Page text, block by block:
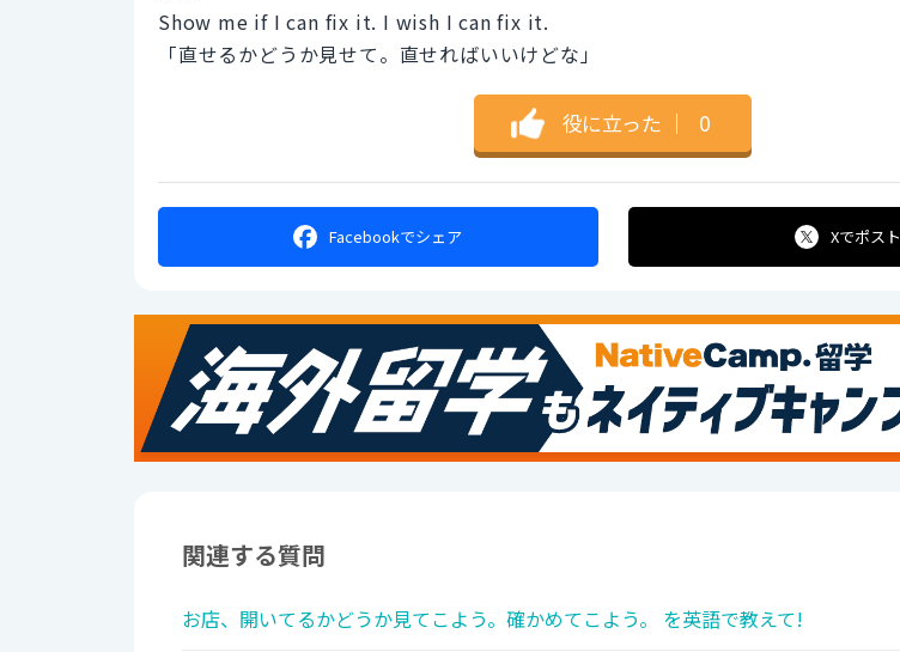
Show me if I can fix it. I wish I can fix it.
「直せるかどうか見せて。直せればいいけどな」
役に立った ｜ 0
Facebookでシェア Xでポスト
関連する質問
お店、開いてるかどうか見てこよう。確かめてこよう。 を英語で教えて!